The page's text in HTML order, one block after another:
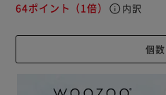
64ポイント （1倍） info 内訳